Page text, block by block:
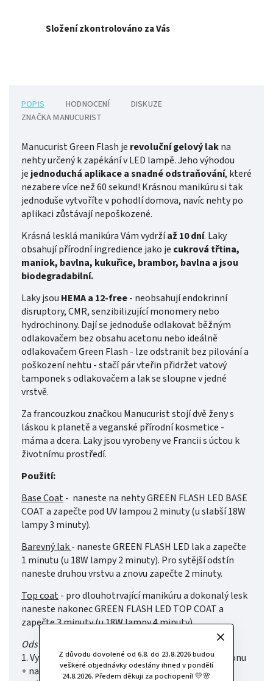
Z důvodu dovolené od 6.8. do 23.8.2026 budou
veškeré objednávky odeslány ihned v pondělí
24.8.2026. Předem děkuji za pochopení! 💛🌸
Složení zkontrolováno za Vás
POPIS HODNOCENÍ
DISKUZE
ZNAČKAMANUCURIST
Manucurist Green Flash je revoluční gelový lakna
nehty určený k zapékání v LED lampě. Jeho výhodou
jejednoduchá aplikace a snadné odstraňování, které
nezabere více než 60 sekund! Krásnou manikúru si tak
jednoduše vytvoříte v pohodlí domova, navíc nehty po
aplikaci zůstávají nepoškozené.
Krásná lesklá manikúra Vám vydržíaž 10 dní. Laky
obsahují přírodní ingredience jako je cukrová třtina,
maniok, bavlna, kukuřice, brambor, bavlna a jsou
biodegradabilní.
Laky jsou HEMA a 12-free- neobsahují endokrinní
disruptory, CMR, senzibilizující monomery nebo
hydrochinony. Dají se jednoduše odlakovat běžným
odlakovačem bez obsahu acetonu nebo ideálně
odlakovačem Green Flash - lze odstranit bez pilování a
poškození nehtu - stačí pár vteřin přidržet vatový
tamponek s odlakovačem a lak se sloupne v jedné
vrstvě.
Za francouzkou značkou Manucurist stojí dvě ženy s
láskou k planetě a veganské přírodní kosmetice -
máma a dcera. Laky jsou vyrobeny ve Francii s úctou k
životnímu prostředí.
Použití:
Base Coat- naneste na nehty GREEN FLASH LED BASE
COAT a zapečte pod UV lampou 2 minuty (u slabší 18W
lampy 3 minuty).
Barevný lak- naneste GREEN FLASH LED lak a zapečte
1 minutu (u 18W lampy 2 minuty). Pro sytější odstín
naneste druhou vrstvu a znovu zapečte 2 minuty.
Top coat- pro dlouhotrvající manikúru a dokonalý lesk
naneste nakonec GREEN FLASH LED TOP COAT a
zapečte 3 minuty (u 18W lampy 4 minuty).
Odstranění:
1. Vystřihněte 10 malých čtverečků vatového tamponu
+ namočte do jemného odstraňovače bez acetonu